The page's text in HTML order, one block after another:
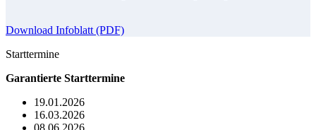
Download Infoblatt (PDF)
Starttermine
Garantierte Starttermine
19.01.2026
16.03.2026
08.06.2026